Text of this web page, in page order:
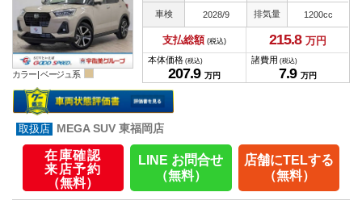
カラー |ベージュ系
車検 2028/9 排気量 1200cc
支払総額 (税込) 215.8 万円
本体価格 (税込)
207.9 万円
諸費用 (税込)
7.9 万円
MEGA SUV 東福岡店
在庫確認
来店予約
（無料）
LINE お問合せ
（無料）
店舗にTELする
（無料）